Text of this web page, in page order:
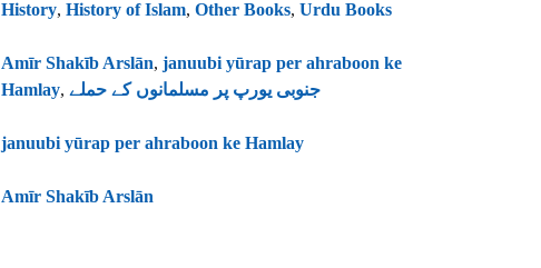
History, History of Islam, Other Books, Urdu Books
Amīr Shakīb Arslān, januubi yūrap per ahraboon ke
Hamlay, جنوبی یورپ پر مسلمانوں کے حملے
januubi yūrap per ahraboon ke Hamlay
Amīr Shakīb Arslān